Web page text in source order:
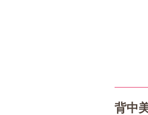
背中